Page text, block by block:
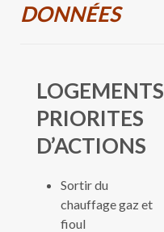
DONNÉES
LOGEMENTS
PRIORITES
D’ACTIONS
Sortir du
chauffage gaz et
fioul